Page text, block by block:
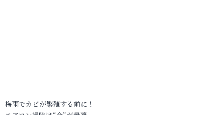
梅雨でカビが繁殖する前に！